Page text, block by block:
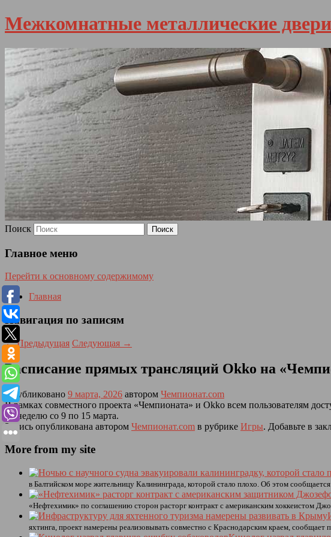
Межкомнатные металлические двери
Поиск
Главное меню
Перейти к основному содержимому
Главная
Навигация по записям
←Предыдущая Следующая →
Расписание прямых трансляций Okko на
Опубликовано 9 марта, 2026 автором Чемпионат.com
В рамках совместного проекта «Чемпионата» и Okko всем пользователям
на неделю со 9 по 15 марта.
Запись опубликована автором Чемпионат.com в рубрике Игры. Добавьте в
More from my site
в Балтийском море жительницу Калининграда, которой стало плохо. Об этом
«Нефтехимик» по соглашению сторон расторг контракт с американским хоккеистом
яхтинга, проект намерены реализовывать совместно с Краснодарским краем,